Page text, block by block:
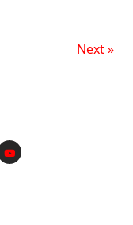
Next »